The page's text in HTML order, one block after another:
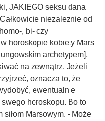
JAKIEGO seksu dana
niezaleznie od
, bi- czy
horoskopie kobiety Mars
archetypem],
na zewnątrz. Jeżeli
oznacza to, że
ewentualnie
horoskopu. Bo to
siłom Marsowym. - Może